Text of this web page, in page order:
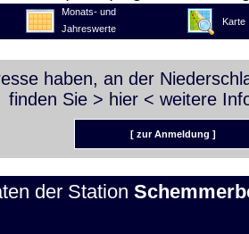
Monats- und
Jahreswerte
Karte
haben, an der
finden Sie > hier < weitere
[ zur Anmeldung ]
der Station